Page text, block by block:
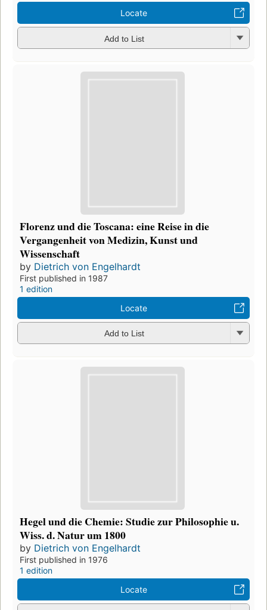
Locate
Add to List
Florenz und die Toscana: eine Reise in die
Vergangenheit von Medizin, Kunst und
Wissenschaft
by Dietrich von Engelhardt
First published in 1987
1 edition
Locate
Add to List
Hegel und die Chemie: Studie zur Philosophie u.
Wiss. d. Natur um 1800
by Dietrich von Engelhardt
First published in 1976
1 edition
Locate